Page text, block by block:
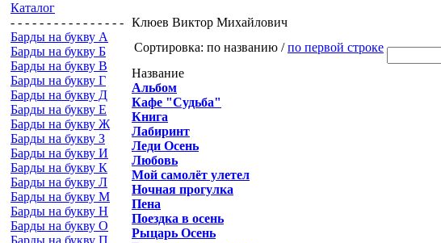
Каталог
- - - - - - - - - - - - - - - -
Барды на букву А
Барды на букву Б
Барды на букву В
Барды на букву Г
Барды на букву Д
Барды на букву Е
Барды на букву Ж
Барды на букву З
Барды на букву И
Барды на букву К
Барды на букву Л
Барды на букву М
Барды на букву Н
Барды на букву О
Барды на букву П
Клюев Виктор Михайлович
Сортировка: по названию /по первой строке
Название
Альбом
Кафе "Судьба"
Книга
Лабиринт
Леди Осень
Любовь
Мой самолёт улетел
Ночная прогулка
Пена
Поездка в осень
Рыцарь Осень